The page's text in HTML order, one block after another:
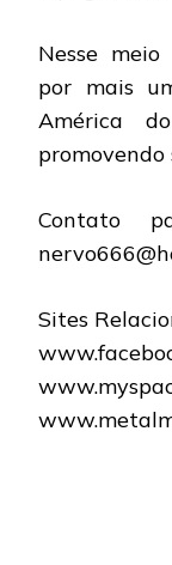
Nesse
por mais
América
promovendo
Contato
Sites